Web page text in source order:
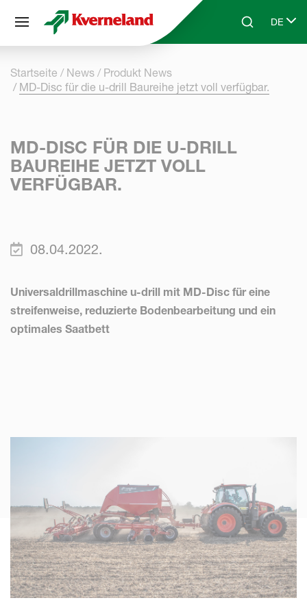
Skip to main contentSearchDE
Select
Startseite News
Produkt News
MD-Disc für die u-drill Baureihe jetzt voll verfügbar.
MD-DISC FÜR DIE U-DRILL
BAUREIHE JETZT VOLL
VERFÜGBAR.
08.04.2022.
Universaldrillmaschine u-drill mit MD-Disc für eine
streifenweise, reduzierte Bodenbearbeitung und ein
optimales Saatbett
Cookie-Einstellungen